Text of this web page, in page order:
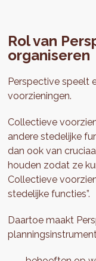
Rol van
organiseren
Perspective speelt
voorzieningen.
Collectieve
andere stedelijke
dan ook van
houden zodat ze
Collectieve
stedelijke functies”.
Daartoe maakt